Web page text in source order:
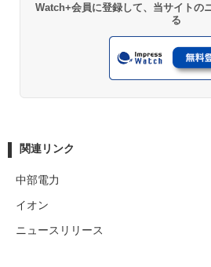
Watch+会員に登録して、当サイトの
る
関連リンク
中部電力
イオン
ニュースリリース